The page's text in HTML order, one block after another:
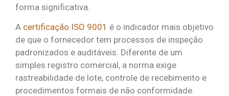
forma significativa.
A certificação ISO 9001 é o indicador mais objetivo
de que o fornecedor tem processos de inspeção
padronizados e auditáveis. Diferente de um
simples registro comercial, a norma exige
rastreabilidade de lote, controle de recebimento e
procedimentos formais de não conformidade.